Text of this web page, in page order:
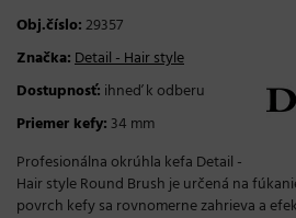
Obj.číslo:29357
Značka:Detail - Hair style
Dostupnosť: ihneď k odberu
Priemer kefy: 34 mm
Profesionálna okrúhla kefa Detail -
Hair style Round Brush je určená na
povrch kefy sa rovnomerne zahrieva a